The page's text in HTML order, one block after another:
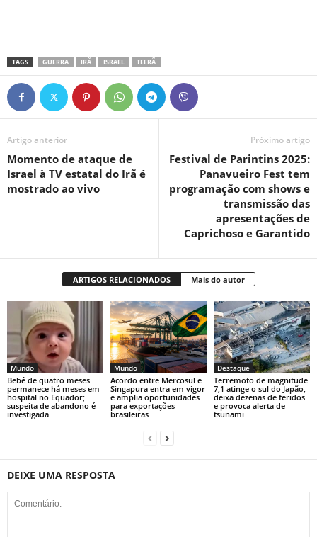
TAGS GUERRA IRÃ ISRAEL TEERÃ
Artigo anterior
Momento de ataque de
Israel à TV estatal do Irã é
mostrado ao vivo
Próximo artigo
Festival de Parintins 2025:
Panavueiro Fest tem
programação com shows e
transmissão das
apresentações de
Caprichoso e Garantido
ARTIGOS RELACIONADOS Mais do autor
Mundo
Bebê de quatro meses
permanece há meses em
hospital no Equador;
suspeita de abandono é
investigada
Mundo
Acordo entre Mercosul e
Singapura entra em vigor
e amplia oportunidades
para exportações
brasileiras
Destaque
Terremoto de magnitude
7,1 atinge o sul do Japão,
deixa dezenas de feridos
e provoca alerta de
tsunami
DEIXE UMA RESPOSTA